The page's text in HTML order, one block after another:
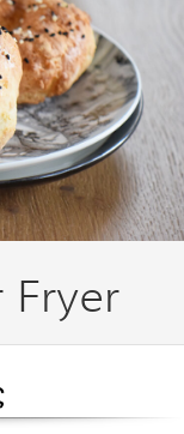
Fryer